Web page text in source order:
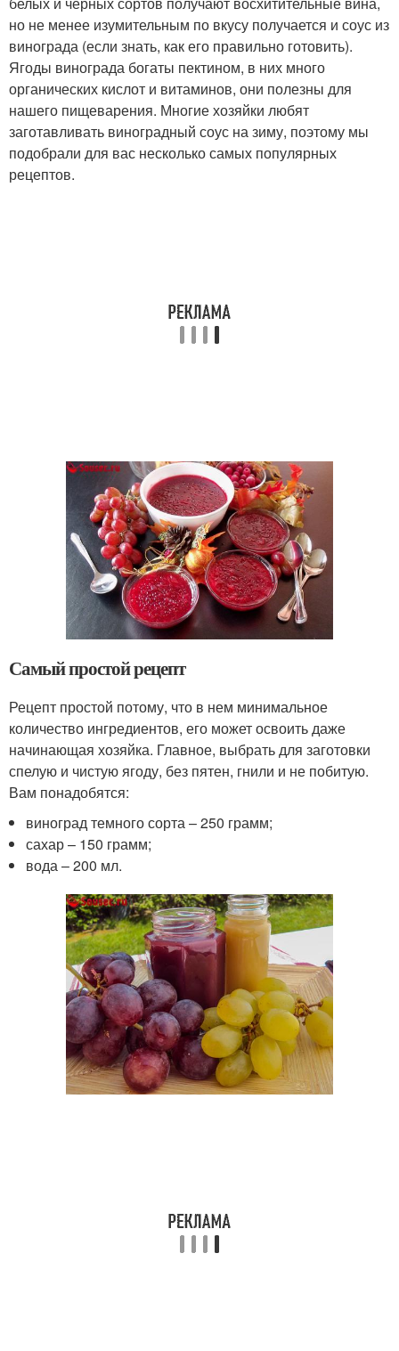
но не менее изумительным по вкусу получается и соус из
винограда (если знать, как его правильно готовить).
Ягоды винограда богаты пектином, в них много
органических кислот и витаминов, они полезны для
нашего пищеварения. Многие хозяйки любят
заготавливать виноградный соус на зиму, поэтому мы
подобрали для вас несколько самых популярных
рецептов.
Самый простой рецепт
Рецепт простой потому, что в нем минимальное
количество ингредиентов, его может освоить даже
начинающая хозяйка. Главное, выбрать для заготовки
спелую и чистую ягоду, без пятен, гнили и не побитую.
Вам понадобятся:
виноград темного сорта – 250 грамм;
сахар – 150 грамм;
вода – 200 мл.